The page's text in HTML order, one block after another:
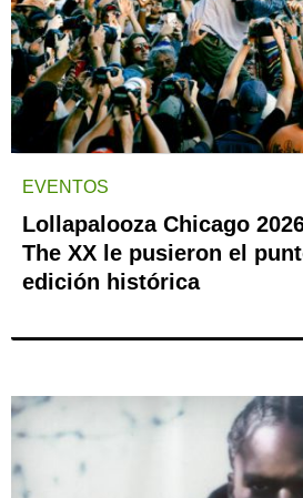
EVENTOS
Lollapalooza Chicago
The XX le pusieron el
edición histórica